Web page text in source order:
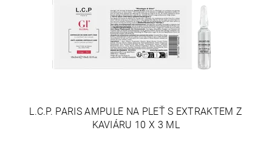
L.C.P. PARIS AMPULE NA PLEŤ S EXTRAKTEM Z
KAVIÁRU 10 X 3 ML